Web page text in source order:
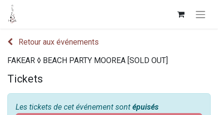
Retour aux événements
FAKEAR ◊ BEACH PARTY MOOREA [SOLD OUT]
Tickets
Les tickets de cet événement sont épuisés